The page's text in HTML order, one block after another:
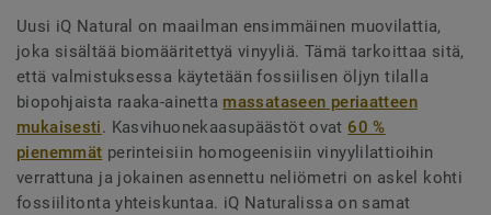
Uusi iQ Natural on maailman ensimmäinen muovilattia,
joka sisältää biomääritettyä vinyyliä. Tämä tarkoittaa sitä,
että valmistuksessa käytetään fossiilisen öljyn tilalla
biopohjaista raaka-ainetta massataseen periaatteen
mukaisesti. Kasvihuonekaasupäästöt ovat 60 %
pienemmät perinteisiin homogeenisiin vinyylilattioihin
verrattuna ja jokainen asennettu neliömetri on askel kohti
fossiilitonta yhteiskuntaa. iQ Naturalissa on samat